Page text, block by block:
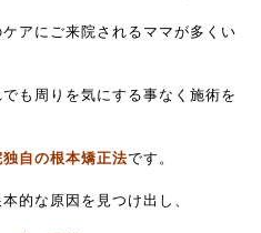
アにご来院されるママが多くい
も周りを気にする事なく施術を
独自の根本矯正法です。
的な原因を見つけ出し、